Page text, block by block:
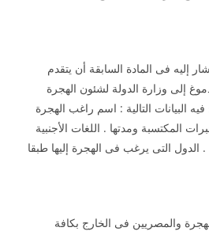
إليه فى المادة السابقة أن يتقدم
إلى وزارة الدولة لشئون الهجرة
البيانات التالية : اسم راغب الهجرة
المكتسبة ومدتها . اللغات الأجنبية
. الدول التى يرغب فى الهجرة إليها طبقا
والمصريين فى الخارج بكافة